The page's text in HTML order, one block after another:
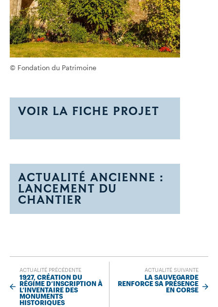
© Fondation du Patrimoine
VOIR LA FICHE PROJET
ACTUALITÉ ANCIENNE :
LANCEMENT DU
CHANTIER
ACTUALITÉ PRÉCÉDENTE
1927, CRÉATION DU
RÉGIME D’INSCRIPTION À
L’INVENTAIRE DES
MONUMENTS
HISTORIQUES
ACTUALITÉ SUIVANTE
LA SAUVEGARDE
RENFORCE SA PRÉSENCE
EN CORSE